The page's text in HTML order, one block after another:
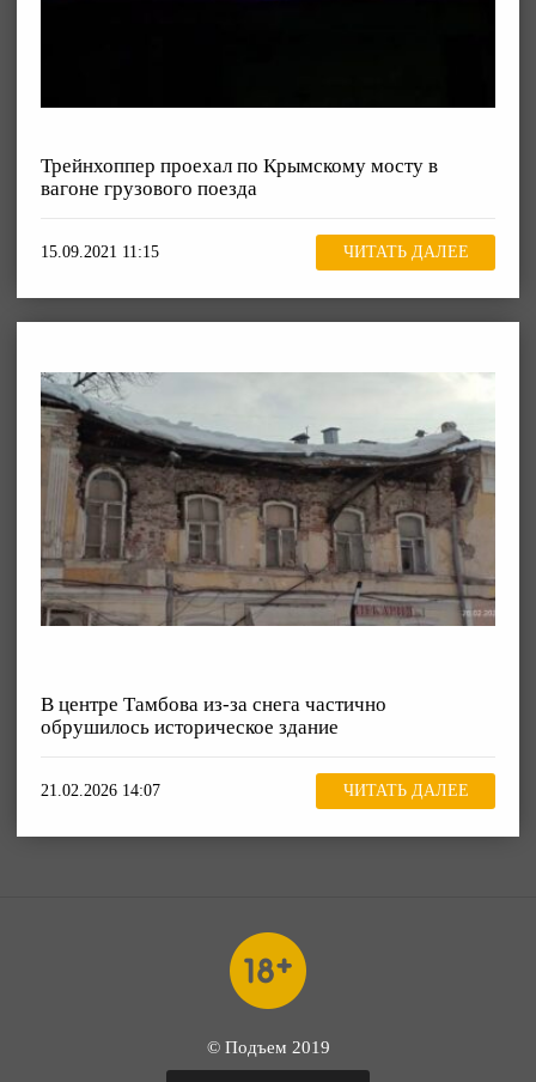
Трейнхоппер проехал по Крымскому мосту в
вагоне грузового поезда
15.09.2021 11:15 ЧИТАТЬ ДАЛЕЕ
В центре Тамбова из-за снега частично
обрушилось историческое здание
21.02.2026 14:07 ЧИТАТЬ ДАЛЕЕ
© Подъем 2019